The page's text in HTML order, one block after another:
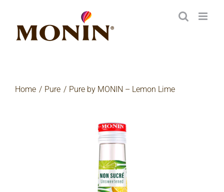
Inhalt
springen
Home Pure Pure by MONIN – Lemon Lime